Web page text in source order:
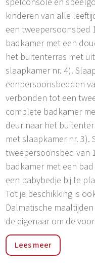
kinderen van alle
een tweepersoonsbed
badkamer met een
het buitenterras met
slaapkamer nr. 4).
eenpersoonsbedden
verbonden tot een
complete badkamer
deur naar het
met slaapkamer nr. 3).
tweepersoonsbed van
badkamer met een
een babybedje bij te
Tot je beschikking is
Dalmatische
de eigenaar om de
Villa Paradise is een
gelegen op slechts 2
Lees meer